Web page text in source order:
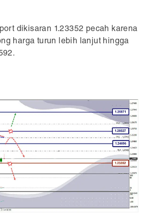
dikisaran 1.23352 pecah karena
harga turun lebih lanjut hingga